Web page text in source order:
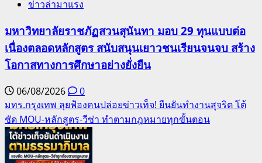
ข่าวล่ามาแรง
มหาวิทยาลัยราชภัฏสวนสุนันทา มอบ 29 ทุนแบบต่อ
เนื่องตลอดหลักสูตร สนับสนุนเยาวชนเรียนจนจบ สร้าง
โอกาสทางการศึกษาอย่างยั่งยืน
06/08/2026
0
มทร.กรุงเทพ ลุยฟ้องคนปล่อยข่าวเท็จ! ยืนยันทำงานสุจริต โต้
ชัด MOU-หลักสูตร-วีซ่า ทำตามกฎหมายทุกขั้นตอน